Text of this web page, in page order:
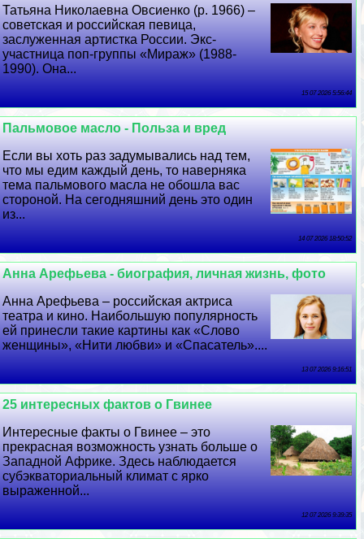
Татьяна Николаевна Овсиенко (р. 1966) –
советская и российская певица,
заслуженная артистка России. Экс-
участница поп-группы «Мираж» (1988-
1990). Она...
15 07 2026 5:56:44
Пальмовое масло - Польза и вред
Если вы хоть раз задумывались над тем,
что мы едим каждый день, то наверняка
тема пальмового масла не обошла вас
стороной. На сегодняшний день это один
из...
14 07 2026 18:50:52
Анна Арефьева - биография, личная жизнь, фото
Анна Арефьева – российская актриса
театра и кино. Наибольшую популярность
ей принесли такие картины как «Слово
женщины», «Нити любви» и «Спасатель»....
13 07 2026 9:16:51
25 интересных фактов о Гвинее
Интересные факты о Гвинее – это
прекрасная возможность узнать больше о
Западной Африке. Здесь наблюдается
субэкваториальный климат с ярко
выраженной...
12 07 2026 9:39:35